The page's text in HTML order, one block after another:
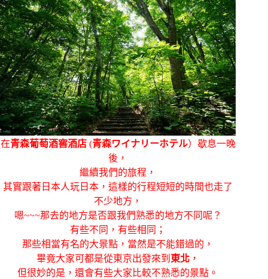
在青森葡萄酒窖酒店(青森ワイナリーホテル）歇息一晚
後，
繼續我們的旅程，
其實跟著日本人玩日本，這樣的行程短短的時間也走了
不少地方，
嗯~~~那去的地方是否跟我們熟悉的地方不同呢？
有些不同，有些相同；
那些相當有名的大景點，當然是不能錯過的，
畢竟大家可都是從東京出發來到 東北 ，
但很妙的是，還會有些大家比較不熟悉的景點。